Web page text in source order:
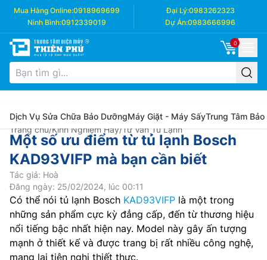
Mua Hàng Online:0918969699 Đại Lý:0983262323
Ninh Bình:0912339019 Dự Án:0983666996
0
Dịch Vụ Sửa Chữa Bảo DưỡngMáy Giặt - Máy SấyTrung Tâm Bảo
Trang chủ/Kinh Nghiệm Hay/Tư Vấn Tủ Lạnh
Một số ưu điểm từ tủ lạnh Bosch
KAD93VIFP mà bạn cần biết
Tác giả: Hoà
Đăng ngày: 25/02/2024, lúc 00:11
Có thể nói tủ lạnh Bosch KAD93VIFP là một trong
những sản phẩm cực kỳ đẳng cấp, đến từ thương hiệu
nổi tiếng bậc nhất hiện nay. Model này gây ấn tượng
mạnh ở thiết kế và được trang bị rất nhiều công nghệ,
mang lại tiện nghi thiết thực.